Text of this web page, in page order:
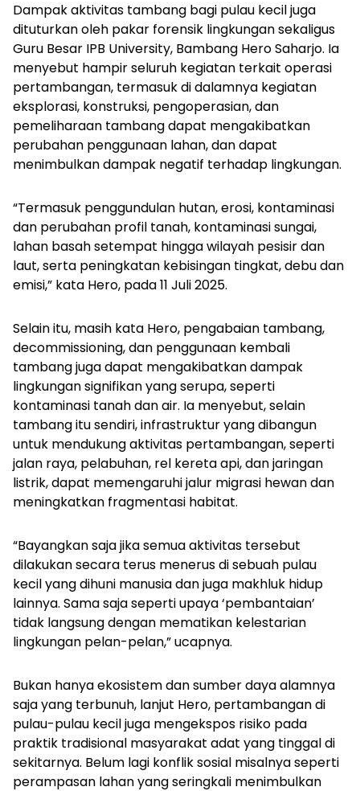
Dampak aktivitas tambang bagi pulau kecil juga
dituturkan oleh pakar forensik lingkungan sekaligus
Guru Besar IPB University, Bambang Hero Saharjo. Ia
menyebut hampir seluruh kegiatan terkait operasi
pertambangan, termasuk di dalamnya kegiatan
eksplorasi, konstruksi, pengoperasian, dan
pemeliharaan tambang dapat mengakibatkan
perubahan penggunaan lahan, dan dapat
menimbulkan dampak negatif terhadap lingkungan.
“Termasuk penggundulan hutan, erosi, kontaminasi
dan perubahan profil tanah, kontaminasi sungai,
lahan basah setempat hingga wilayah pesisir dan
laut, serta peningkatan kebisingan tingkat, debu dan
emisi,” kata Hero, pada 11 Juli 2025.
Selain itu, masih kata Hero, pengabaian tambang,
decommissioning, dan penggunaan kembali
tambang juga dapat mengakibatkan dampak
lingkungan signifikan yang serupa, seperti
kontaminasi tanah dan air. Ia menyebut, selain
tambang itu sendiri, infrastruktur yang dibangun
untuk mendukung aktivitas pertambangan, seperti
jalan raya, pelabuhan, rel kereta api, dan jaringan
listrik, dapat memengaruhi jalur migrasi hewan dan
meningkatkan fragmentasi habitat.
“Bayangkan saja jika semua aktivitas tersebut
dilakukan secara terus menerus di sebuah pulau
kecil yang dihuni manusia dan juga makhluk hidup
lainnya. Sama saja seperti upaya ‘pembantaian’
tidak langsung dengan mematikan kelestarian
lingkungan pelan-pelan,” ucapnya.
Bukan hanya ekosistem dan sumber daya alamnya
saja yang terbunuh, lanjut Hero, pertambangan di
pulau-pulau kecil juga mengekspos risiko pada
praktik tradisional masyarakat adat yang tinggal di
sekitarnya. Belum lagi konflik sosial misalnya seperti
perampasan lahan yang seringkali menimbulkan